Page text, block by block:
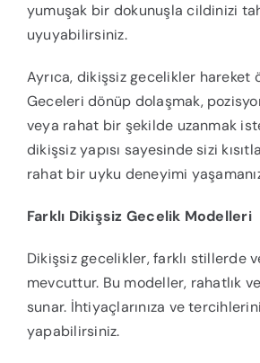
yumuşak bir dokunuşla cildinizi
uyuyabilirsiniz.
Ayrıca, dikişsiz gecelikler hareket
Geceleri dönüp dolaşmak,
veya rahat bir şekilde uzanmak
dikişsiz yapısı sayesinde sizi
rahat bir uyku deneyimi
Farklı Dikişsiz Gecelik Modelleri
Dikişsiz gecelikler, farklı stillerde
mevcuttur. Bu modeller, rahatlık ve
sunar. İhtiyaçlarınıza ve
yapabilirsiniz.